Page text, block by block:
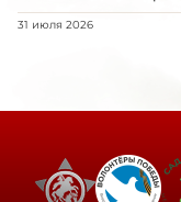
31 июля 2026